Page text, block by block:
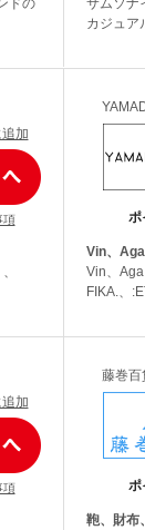
ドの
サムソナ
カジュア
加
項 ポ
Vin、
Vin、Aga
FIKA.、
加
項
藤巻百
ポ
鞄、財布